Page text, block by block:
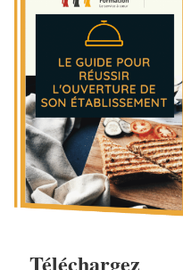
Téléchargez